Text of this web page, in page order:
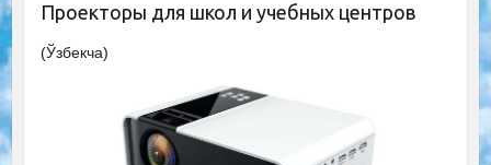
Проекторы для школ и учебных центров
(Ўзбекча)